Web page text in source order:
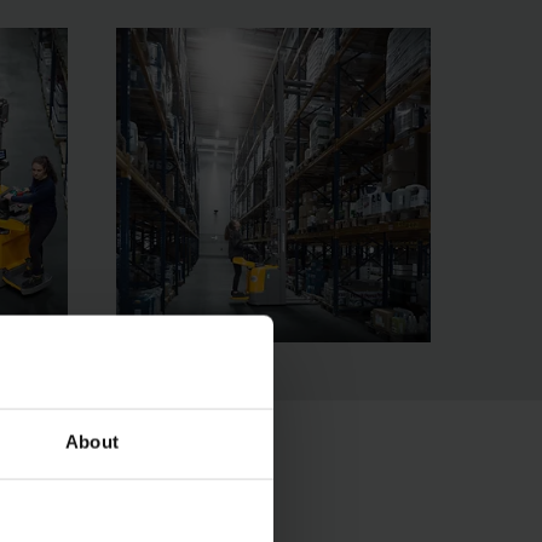
About